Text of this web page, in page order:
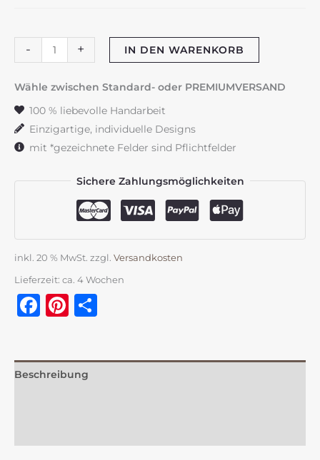
-
Hochzeitskerze
"Herzgeflüster"
creme
+ IN DEN WARENKORB
Wähle zwischen Standard- oder PREMIUMVERSAND
100 % liebevolle Handarbeit
Einzigartige, individuelle Designs
mit *gezeichnete Felder sind Pflichtfelder
Sichere Zahlungsmöglichkeiten
inkl. 20 % MwSt. zzgl. Versandkosten
Lieferzeit: ca. 4 Wochen
Facebook
Pinterest
Beschreibung